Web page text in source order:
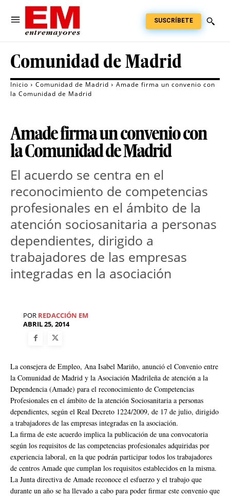
SUSCRÍBETE
Comunidad de Madrid
Inicio Comunidad de Madrid
Amade firma un convenio con
la Comunidad de Madrid
Amade firma un convenio con
la Comunidad de Madrid
El acuerdo se centra en el
reconocimiento de competencias
profesionales en el ámbito de la
atención sociosanitaria a personas
dependientes, dirigido a
trabajadores de las empresas
integradas en la asociación
POR REDACCIÓN EM
ABRIL 25, 2014
La consejera de Empleo, Ana Isabel Mariño, anunció el Convenio entre
la Comunidad de Madrid y la Asociación Madrileña de atención a la
Dependencia (Amade) para el reconocimiento de Competencias
Profesionales en el ámbito de la atención Sociosanitaria a personas
dependientes, según el Real Decreto 1224/2009, de 17 de julio, dirigido
a trabajadores de las empresas integradas en la asociación.
La firma de este acuerdo implica la publicación de una convocatoria
según los requisitos de las competencias profesionales adquiridas por
experiencia laboral, en la que podrán participar todos los trabajadores
de centros Amade que cumplan los requisitos establecidos en la misma.
La Junta directiva de Amade reconoce el esfuerzo y el trabajo que
durante un año se ha llevado a cabo para poder firmar este convenio que